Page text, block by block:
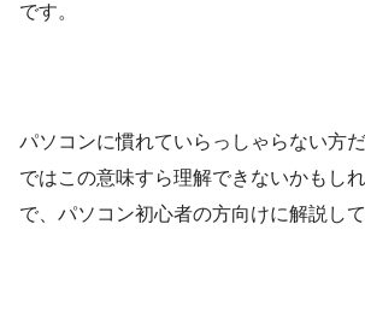
です。
パソコンに慣れていらっしゃらない方
ではこの意味すら理解できないかもし
で、パソコン初心者の方向けに解説して